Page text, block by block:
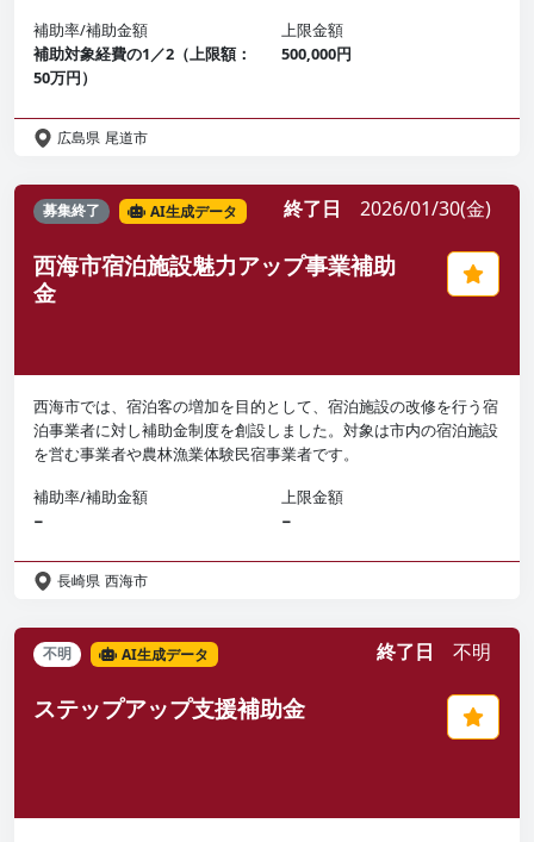
補助率/補助金額
補助対象経費の1／2（上限額：
50万円）
上限金額
500,000円
広島県 尾道市
募集終了 AI生成データ 終了日 2026/01/30(金)
西海市宿泊施設魅力アップ事業補助
金
西海市では、宿泊客の増加を目的として、宿泊施設の改修を行う宿
泊事業者に対し補助金制度を創設しました。対象は市内の宿泊施設
を営む事業者や農林漁業体験民宿事業者です。
補助率/補助金額
−
上限金額
−
長崎県 西海市
不明 AI生成データ 終了日 不明
ステップアップ支援補助金